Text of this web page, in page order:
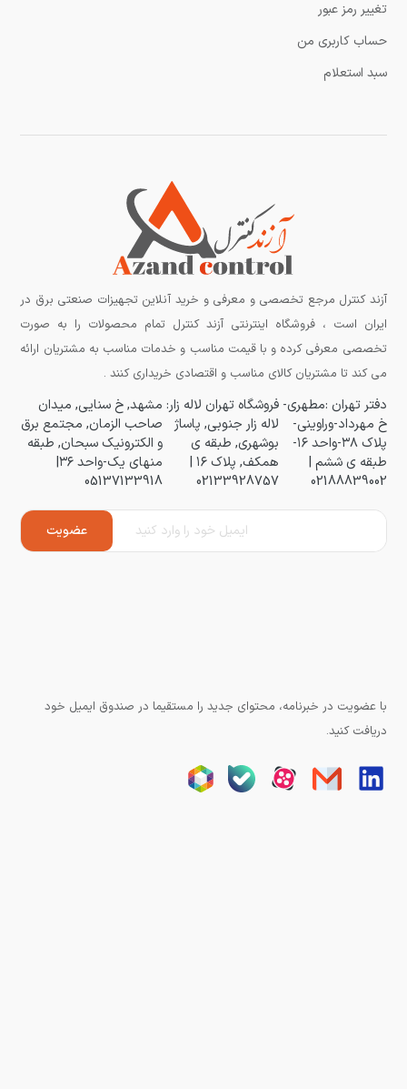
تغییر رمز عبور
حساب کاربری من
سبد استعلام
آزند کنترل مرجع تخصصی و معرفی و خرید آنلاین تجهیزات صنعتی برق در
ایران است ، فروشگاه اینترنتی آزند کنترل تمام محصولات را به صورت
تخصصی معرفی کرده و با قیمت مناسب و خدمات مناسب به مشتریان ارائه
می کند تا مشتریان کالای مناسب و اقتصادی خریداری کنند .
دفتر تهران :مطهری-
خ مهرداد-وراوینی-
پلاک ۳۸-واحد ۱۶-
طبقه ی ششم |
02188839002
فروشگاه تهران لاله زار:
لاله زار جنوبی, پاساژ
بوشهری, طبقه ی
همکف, پلاک ۱۶ |
02133928757
مشهد, خ سنایی, میدان
صاحب الزمان, مجتمع برق
و الکترونیک سبحان, طبقه
منهای یک-واحد ۳۶|
05137133918
با عضویت در خبرنامه، محتوای جدید را مستقیما در صندوق ایمیل خود
دریافت کنید.